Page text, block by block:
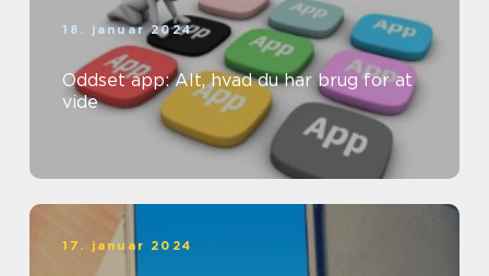
18. januar 2024
Oddset app: Alt, hvad du har brug for at
vide
17. januar 2024